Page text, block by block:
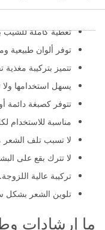
تتميز أنها تخلو من
تغطية كاملة للشيب
توفر ألوان طبيعية
تتميز بتركيبة
يسهل استخدامها
تتوفر كصبغة دائمة
مناسبة للاستخدام
لا تسبب تلف الشعر
لا تترك بقع على
تركيبة عالية اللزوجة.
تلوين الشعر بشكل
ما إرشادات